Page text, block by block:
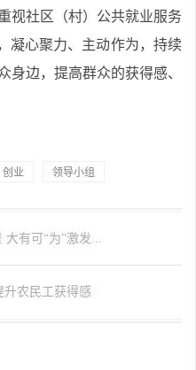
视社区（村）公共就业服务
凝心聚力、主动作为，持续
身边，提高群众的获得感、
创业 领导小组
大有可“为”激发...
升农民工获得感